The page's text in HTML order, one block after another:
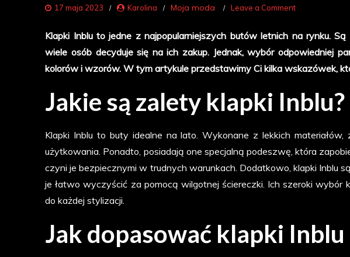
17 maja 2023 Karolina Moja moda Leave a Commenton
Inblu
–
jak
idealną
Klapki Inblu to jedne z najpopularniejszych butów letnich na rynku.
wiele osób decyduje się na ich zakup. Jednak, wybór odpowiedniej
kolorów i wzorów. W tym artykule przedstawimy Ci kilka wskazówek,
Jakie są zalety klapki Inblu?
Klapki Inblu to buty idealne na lato. Wykonane z lekkich
użytkowania. Ponadto, posiadają one specjalną podeszwę, która
czyni je bezpiecznymi w trudnych warunkach. Dodatkowo, klapki Inblu
je łatwo wyczyścić za pomocą wilgotnej ściereczki. Ich szeroki
do każdej stylizacji.
Jak dopasować klapki